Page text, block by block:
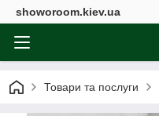
showoroom.kiev.ua
Товари та послуги